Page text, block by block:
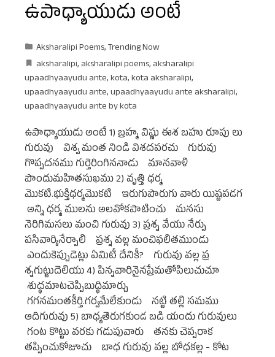
ఉపాధ్యాయుడు అంటే
Aksharalipi Poems,Trending Now
aksharalipi, aksharalipi poems, aksharalipi
upaadhyaayudu ante,kota,kota aksharalipi,
upaadhyaayudu ante,upaadhyaayudu ante aksharalipi,
upaadhyaayudu ante by kota
ఉపాధ్యాయుడు అంటే 1) బ్రహ్మ విష్ణు ఈశ బహు రూపు లు
గురువు విశ్వ మంత నిండి విశదపరచు గురువు
గొప్పదనము గుర్తెరింగిననాడు మానవాళి
పొందుమహితసుఖము 2) వృత్తి ధర్మ
మొకటి.భుక్తిధర్మమొకటి ఇరుగుపొరుగు వారు యిష్టపడగ
అన్ని ధర్మ ములను అలవోకపాటించు మనసు
నెరిగిమసలు మంచి గురువు 3) ప్రశ్న వేయు నేర్పు
పసివార్కినేర్పాలి ప్రశ్న వల్ల మంచిఫలితముండు
ఎందుకెప్పుడెట్లు ఏమిటీ దేనికీ? గురువు వల్ల ప్ర
శ్నగుట్టుదెలియు 4) పిన్నవారినైనప్రేమతోపిలుచుచూ
శుద్ధమాటచెప్పిబుద్ధిమార్చు
గగనమంతకీర్తి.గర్వమేలేకుండు నట్టి తల్లి సమము
ఆదిగురువు 5) బాధ్యతెరుగకుండ బడి యందు గురువులు
గంట కొట్టు వరకు గడుపువారు తనకు చెప్పరాక
తప్పించుకోజూచు బాధ గురువు వల్ల బోధకల్ల - కోట